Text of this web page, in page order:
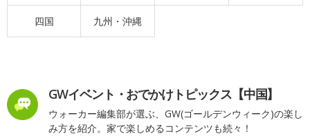
四国 九州・沖縄
GWイベント・おでかけトピックス【中国】
ウォーカー編集部が選ぶ、GW(ゴールデンウィーク)の楽し
み方を紹介。家で楽しめるコンテンツも続々！